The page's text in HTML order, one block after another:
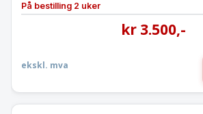
På bestilling 2 uker
kr3.500,-
ekskl. mva